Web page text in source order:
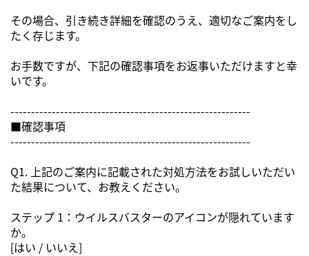
その場合、引き続き詳細を確認のうえ、適切なご案内をし
たく存じます。
お手数ですが、下記の確認事項をお返事いただけますと幸
いです。
----------------------------------------------------------
■確認事項
----------------------------------------------------------
Q1. 上記のご案内に記載された対処方法をお試しいただい
た結果について、お教えください。
ステップ 1：ウイルスバスターのアイコンが隠れています
か。
[はい / いいえ]